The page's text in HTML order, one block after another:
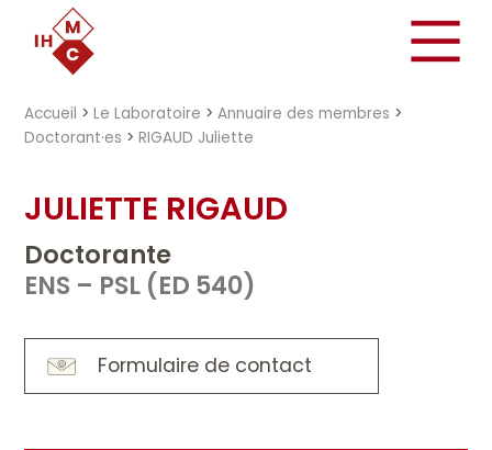
Accueil >Le Laboratoire >Annuaire des membres >
Doctorant·es >RIGAUD Juliette
JULIETTE RIGAUD
Doctorante
ENS – PSL (ED 540)
Formulaire de contact